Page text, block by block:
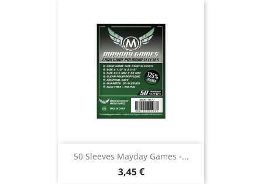
50 Sleeves Mayday Games -...
Prix
3,45 €